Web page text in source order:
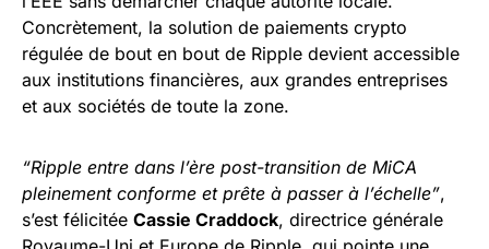
Concrètement, la solution de paiements crypto
régulée de bout en bout de Ripple devient accessible
aux institutions financières, aux grandes entreprises
et aux sociétés de toute la zone.
“Ripple entre dans l’ère post-transition de MiCA
pleinement conforme et prête à passer à l’échelle”,
s’est félicitée Cassie Craddock, directrice générale